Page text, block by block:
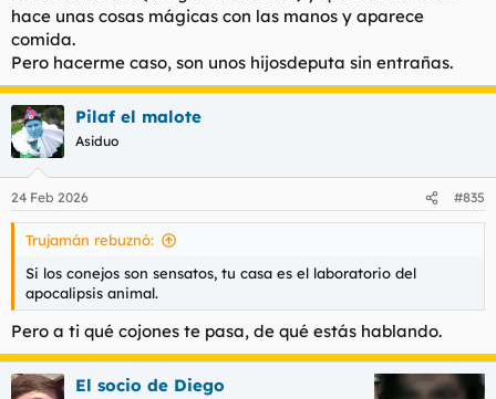
hace unas cosas mágicas con las manos y aparece
comida.
Pero hacerme caso, son unos hijosdeputa sin entrañas.
Pilaf el malote
Asiduo
24 Feb 2026 #835
Trujamán rebuznó:
Si los conejos son sensatos, tu casa es el laboratorio del
apocalipsis animal.
Pero a ti qué cojones te pasa, de qué estás hablando.
El socio de Diego